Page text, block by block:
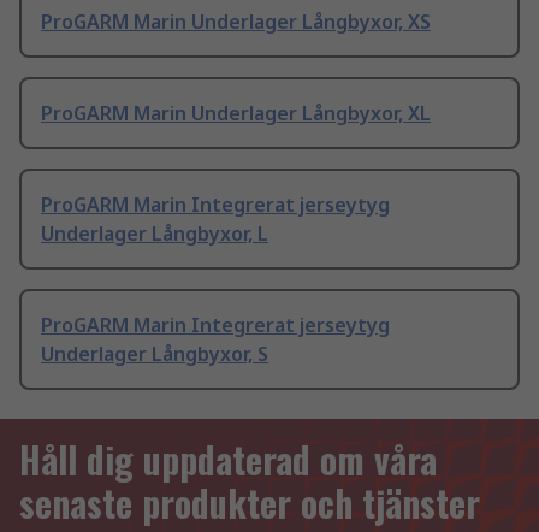
ProGARM Marin Underlager Långbyxor, XS
ProGARM Marin Underlager Långbyxor, XL
ProGARM Marin Integrerat jerseytyg
Underlager Långbyxor, L
ProGARM Marin Integrerat jerseytyg
Underlager Långbyxor, S
Håll dig uppdaterad om våra
senaste produkter och tjänster